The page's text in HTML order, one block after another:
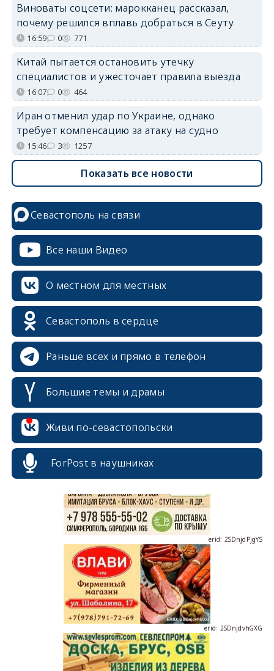
Виноваты соцсети: марокканец рассказал,
почему решился вплавь добраться в Сеуту
16:59 0 771
Китай пытается остановить утечку
специалистов и ужесточает правила выезда
16:07 0 464
Иран отменил удар по Украине, однако
требует компенсацию за атаку на судно
15:46 3 1257
Показать все новости
Севастополь на связи
Все наши Видео
О местном для местных
Севастополь в сердце
Раньше всех и прямо в телефон
Большие темы и драмы
Живи по-севастопольски
ForPost в наушниках
erid: 2SDnjcrDNw6
erid: 2SDnjdPjgYS
erid: 2SDnjdvhGXG